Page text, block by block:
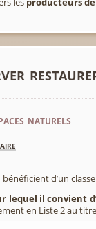
les producteurs
naturels
bénéficient d’un
lequel il convient
en Liste 2 au